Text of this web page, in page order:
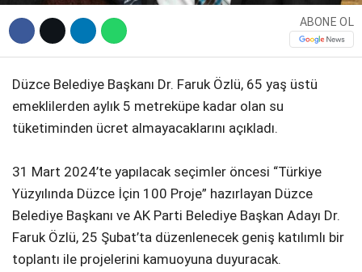
ABONE OL
Düzce Belediye Başkanı Dr. Faruk Özlü, 65 yaş üstü
emeklilerden aylık 5 metreküpe kadar olan su
tüketiminden ücret almayacaklarını açıkladı.
31 Mart 2024’te yapılacak seçimler öncesi “Türkiye
Yüzyılında Düzce İçin 100 Proje” hazırlayan Düzce
Belediye Başkanı ve AK Parti Belediye Başkan Adayı Dr.
Faruk Özlü, 25 Şubat’ta düzenlenecek geniş katılımlı bir
toplantı ile projelerini kamuoyuna duyuracak.